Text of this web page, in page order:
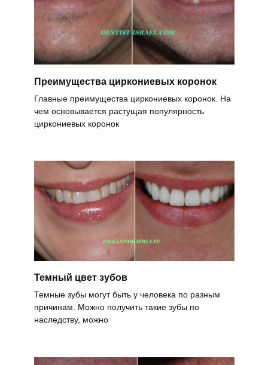
Преимущества циркониевых коронок
Главные преимущества циркониевых коронок. На
чем основывается растущая популярность
циркониевых коронок
Темный цвет зубов
Темные зубы могут быть у человека по разным
причинам. Можно получить такие зубы по
наследству, можно